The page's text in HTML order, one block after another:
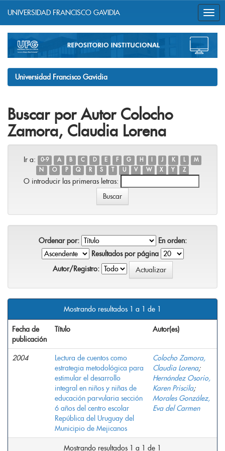
navigation
UNIVERSIDAD FRANCISCO GAVIDIA
Universidad Francisco Gavidia
Buscar por Autor Colocho
Zamora, Claudia Lorena
Ir a: 0-9 A B C D E F G H J K L
M
N
O P Q R S U V W X Y Z
O introducir las primeras letras:
Ordenar por:
En orden:
Resultados por página
Autor/Registro:
Mostrando resultados 1 a 1 de 1
Fecha de
publicación
Título Autor(es)
2004
Lectura de cuentos como
estrategia metodológica para
estimular el desarrollo
integral en niños y niñas de
educación parvularia sección
6 años del centro escolar
República del Uruguay del
Municipio de Mejicanos
Colocho Zamora,
Claudia Lorena;
Hernández Osorio,
Karen Priscila;
Morales González,
Eva del Carmen
Mostrando resultados 1 a 1 de 1